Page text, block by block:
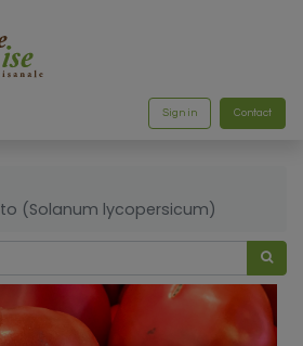
Sign in Contact
(Solanum lycopersicum)